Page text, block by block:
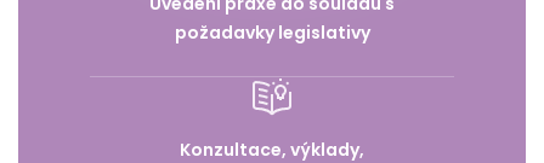
požadavky legislativy
Konzultace, výklady,